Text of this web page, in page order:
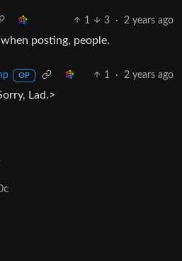
1 3 · 2 years ago
posting, people.
OP 1 · 2 years ago
Lad.>